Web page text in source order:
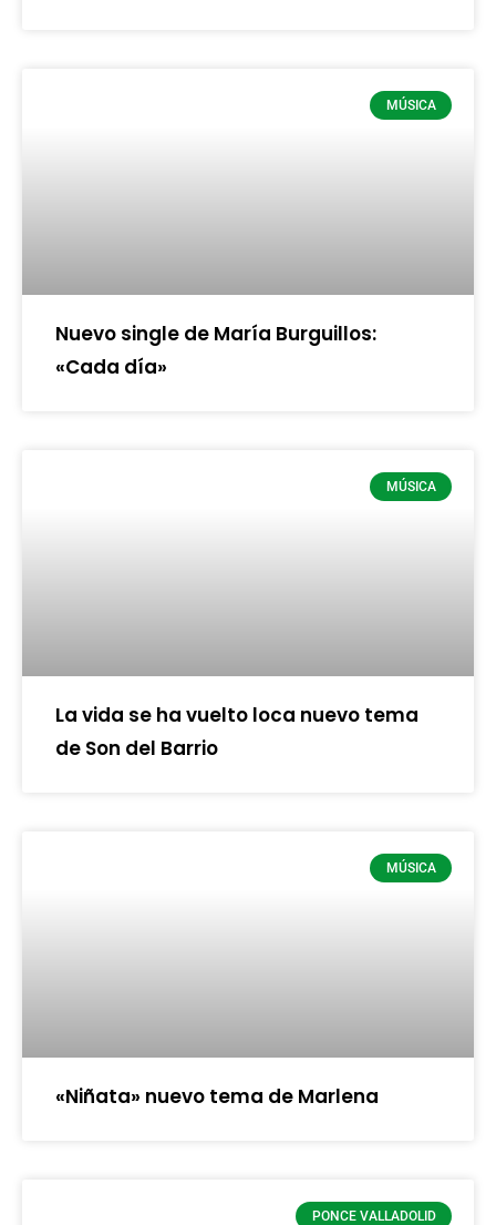
MÚSICA
Nuevo single de María Burguillos:
«Cada día»
MÚSICA
La vida se ha vuelto loca nuevo tema
de Son del Barrio
MÚSICA
«Niñata» nuevo tema de Marlena
PONCE VALLADOLID